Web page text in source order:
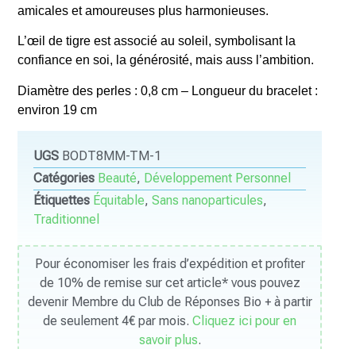
amicales et amoureuses plus harmonieuses.
L’œil de tigre est associé au soleil, symbolisant la
confiance en soi, la générosité, mais auss l’ambition.
Diamètre des perles : 0,8 cm – Longueur du bracelet :
environ 19 cm
UGS BODT8MM-TM-1
Catégories Beauté, Développement Personnel
Étiquettes Équitable,Sans nanoparticules,
Traditionnel
Pour économiser les frais d’expédition et profiter
de 10% de remise sur cet article* vous pouvez
devenir Membre du Club de Réponses Bio + à partir
de seulement 4€ par mois.Cliquez ici pour en
savoir plus.